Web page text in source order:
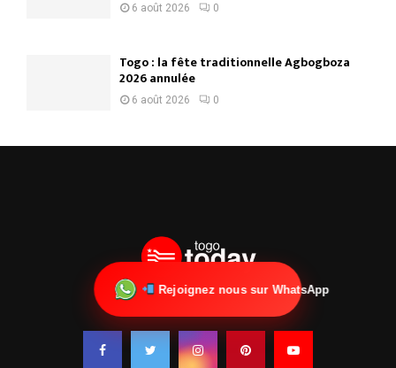
6 août 2026 0
Togo : la fête traditionnelle Agbogboza
2026 annulée
6 août 2026 0
Rejoignez nous sur WhatsApp